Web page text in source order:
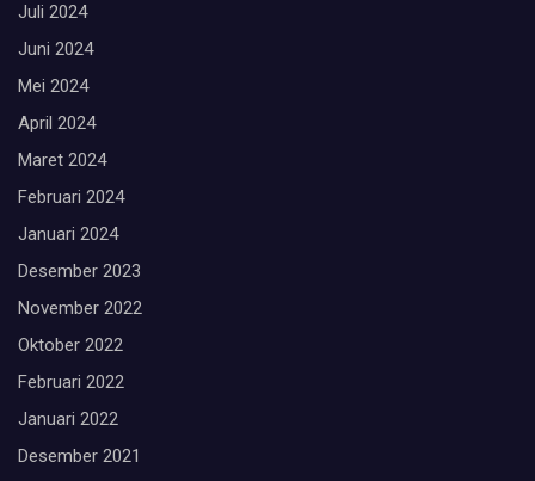
Juli 2024
Juni 2024
Mei 2024
April 2024
Maret 2024
Februari 2024
Januari 2024
Desember 2023
November 2022
Oktober 2022
Februari 2022
Januari 2022
Desember 2021